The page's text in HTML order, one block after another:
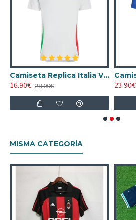
Camiseta Replica Italia Visitante 2024
16.90€ 28.00€
23.90€
MISMA CATEGORÍA